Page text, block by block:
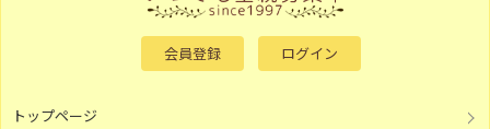
会員登録 ログイン
トップページ